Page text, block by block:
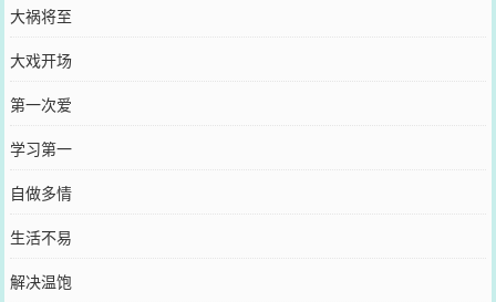
大祸将至
大戏开场
第一次爱
学习第一
自做多情
生活不易
解决温饱